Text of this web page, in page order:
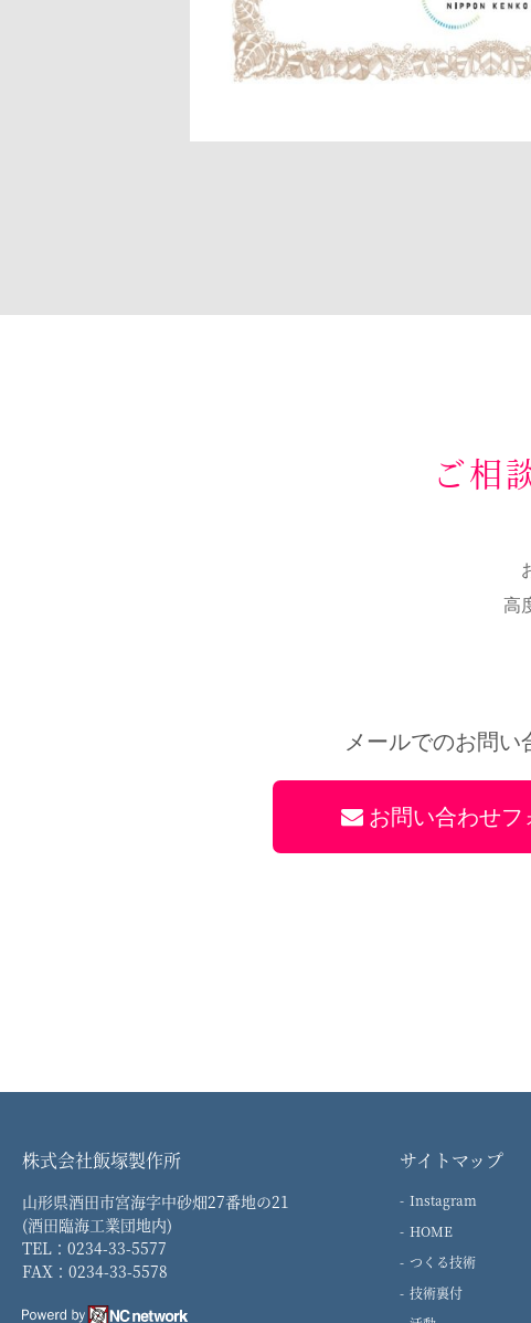
ご相
高
メールでのお問い
お問い合わせフ
株式会社飯塚製作所
山形県酒田市宮海字中砂畑27番地の21
(酒田臨海工業団地内)
TEL：0234-33-5577
FAX：0234-33-5578
サイトマップ
Instagram
HOME
つくる技術
技術裏付